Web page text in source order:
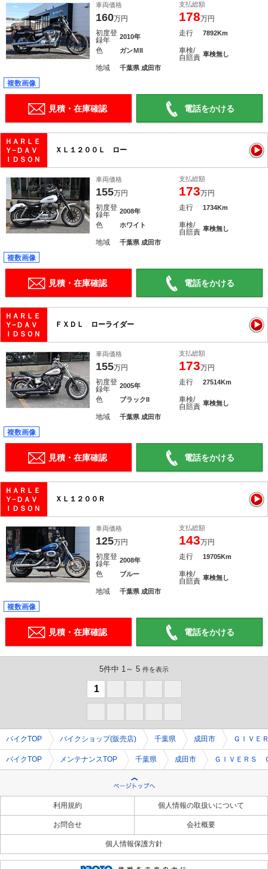
車両価格
160万円
支払総額
178万円
初度登
録年
2010年 走行 7892Km
色 ガンＭII
車検/
自賠責 車検無し
地域 千葉県 成田市
複数画像
見積・在庫確認 電話をかける
ＨＡＲＬＥ
Ｙ−ＤＡＶ
ＩＤＳＯＮ
ＸＬ１２００Ｌ ロー
車両価格
155万円
支払総額
173万円
初度登
録年
2008年 走行 1734Km
色 ホワイト
車検/
自賠責 車検無し
地域 千葉県 成田市
複数画像
見積・在庫確認 電話をかける
ＨＡＲＬＥ
Ｙ−ＤＡＶ
ＩＤＳＯＮ
ＦＸＤＬ ローライダー
車両価格
155万円
支払総額
173万円
初度登
録年
2005年 走行 27514Km
色 ブラックII
車検/
自賠責 車検無し
地域 千葉県 成田市
複数画像
見積・在庫確認 電話をかける
ＨＡＲＬＥ
Ｙ−ＤＡＶ
ＩＤＳＯＮ
ＸＬ１２００Ｒ
車両価格
125万円
支払総額
143万円
初度登
録年
2008年 走行 19705Km
色 ブルー
車検/
自賠責 車検無し
地域 千葉県 成田市
複数画像
見積・在庫確認 電話をかける
5件中 1～ 5 件を表示
1
バイクTOP バイクショップ(販売店) 千葉県 成田市 ＧＩＶＥ
バイクTOP メンテナンスTOP 千葉県 成田市 ＧＩＶＥＲＳ
利用規約 個人情報の取扱いについて
お問合せ 会社概要
個人情報保護方針